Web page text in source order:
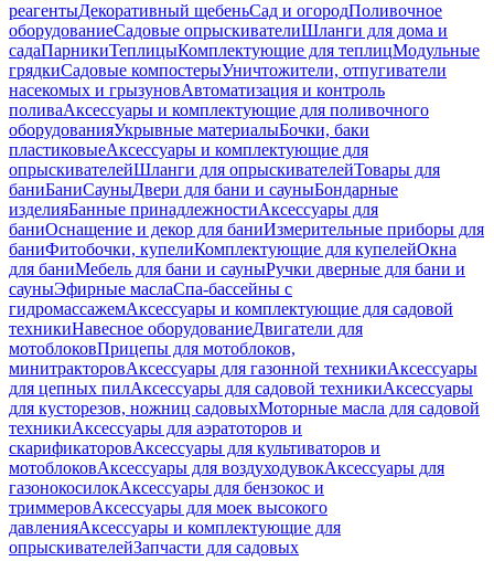
реагентыДекоративный щебеньСад и огородПоливочное
оборудованиеСадовые опрыскивателиШланги для дома и
садаПарникиТеплицыКомплектующие для теплицМодульные
грядкиСадовые компостерыУничтожители, отпугиватели
насекомых и грызуновАвтоматизация и контроль
поливаАксессуары и комплектующие для поливочного
оборудованияУкрывные материалыБочки, баки
пластиковыеАксессуары и комплектующие для
опрыскивателейШланги для опрыскивателейТовары для
баниБаниСауныДвери для бани и сауныБондарные
изделияБанные принадлежностиАксессуары для
баниОснащение и декор для баниИзмерительные приборы для
баниФитобочки, купелиКомплектующие для купелейОкна
для баниМебель для бани и сауныРучки дверные для бани и
сауныЭфирные маслаСпа-бассейны с
гидромассажемАксессуары и комплектующие для садовой
техникиНавесное оборудованиеДвигатели для
мотоблоковПрицепы для мотоблоков,
минитракторовАксессуары для газонной техникиАксессуары
для цепных пилАксессуары для садовой техникиАксессуары
для кусторезов, ножниц садовыхМоторные масла для садовой
техникиАксессуары для аэратоторов и
скарификаторовАксессуары для культиваторов и
мотоблоковАксессуары для воздуходувокАксессуары для
газонокосилокАксессуары для бензокос и
триммеровАксессуары для моек высокого
давленияАксессуары и комплектующие для
опрыскивателейЗапчасти для садовых